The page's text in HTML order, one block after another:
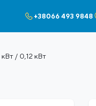
+38066 493 9848
/ 0,12 кВт